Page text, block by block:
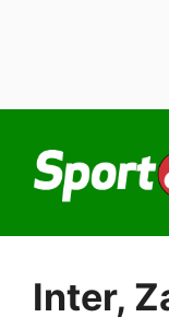
contenuto
Inter,